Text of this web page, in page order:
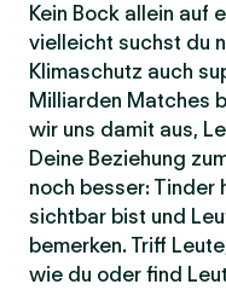
Kein Bock allein auf
vielleicht suchst du
Klimaschutz auch
Milliarden Matches
wir uns damit aus,
Deine Beziehung
noch besser: Tinder
sichtbar bist und
bemerken. Triff
wie du oder find